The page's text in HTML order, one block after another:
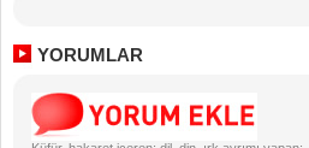
YORUMLAR